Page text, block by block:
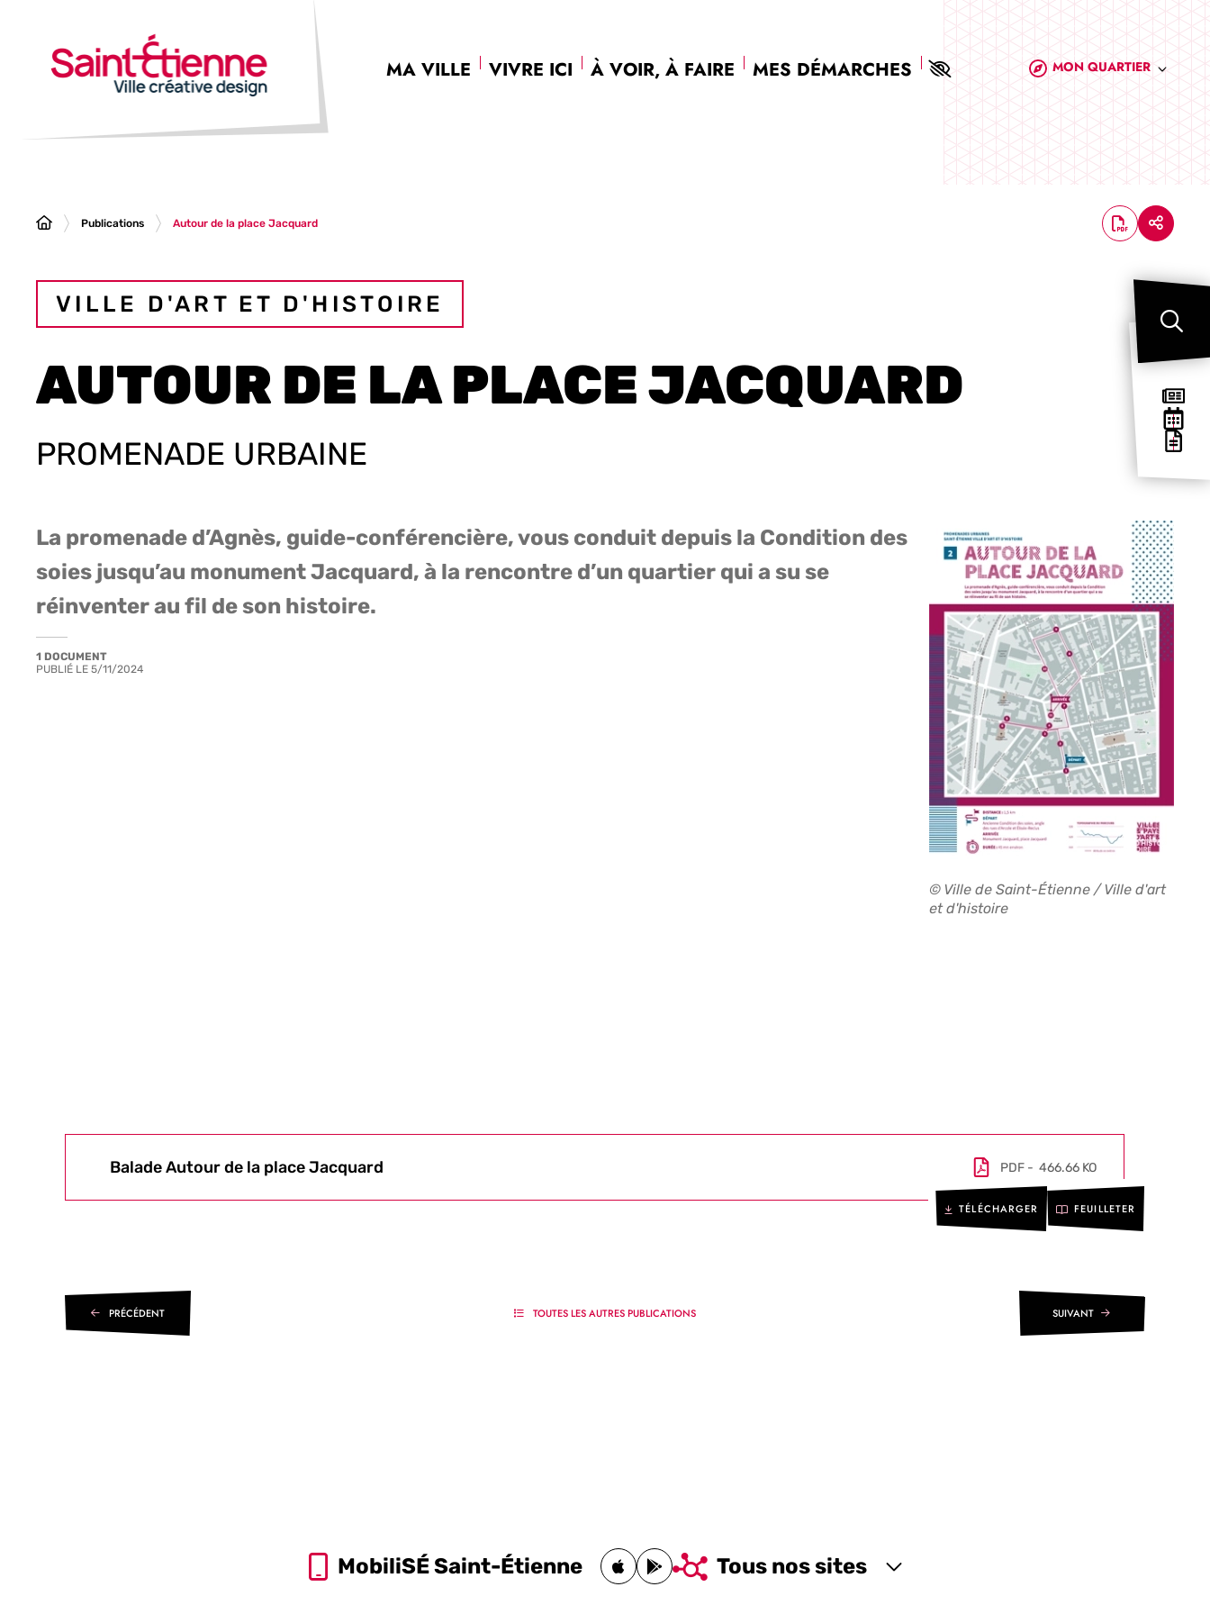
MA VILLE VIVRE ICI À VOIR, À FAIRE MES DÉMARCHES MON QUARTIER
Publications Autour de la place Jacquard
VILLE D'ART ET D'HISTOIRE
AUTOUR DE LA PLACE JACQUARD
PROMENADE URBAINE
La promenade d’Agnès, guide-conférencière, vous conduit depuis la Condition des
soies jusqu’au monument Jacquard, à la rencontre d’un quartier qui a su se
réinventer au fil de son histoire.
1 DOCUMENT
PUBLIÉ LE 5/11/2024
© Ville de Saint-Étienne / Ville d'art
et d'histoire
Balade Autour de la place Jacquard PDF 466.66 KO
TÉLÉCHARGER FEUILLETER
PRÉCÉDENT TOUTES LES AUTRES PUBLICATIONS SUIVANT
MobiliSÉ Saint-Étienne Tous nos sites